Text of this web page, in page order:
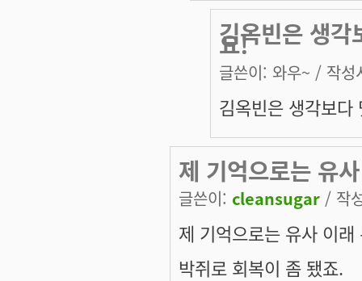
김옥빈은 생
요!
글쓴이: 와우~ / 작성
김옥빈은 생각보
제 기억으로는 유
글쓴이: cleansugar / 작
제 기억으로는 유사 이
박쥐로 회복이 좀 됐죠.